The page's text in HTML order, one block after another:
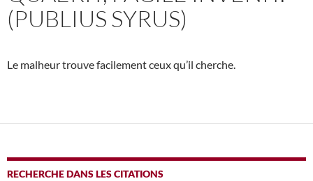
(PUBLIUS SYRUS)
Le malheur trouve facilement ceux qu’il cherche.
RECHERCHE DANS LES CITATIONS